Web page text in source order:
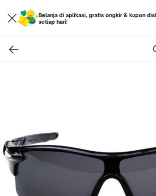
Belanja di aplikasi, gratis ongkir & kupon
setiap hari!